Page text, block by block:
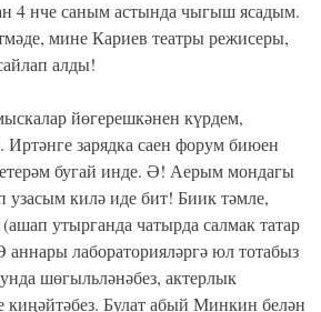
4 нче саным астында чыгыш ясадым.
мине Кариев театры режисеры,
алды!
йөгерешкәнен күрдем,
Иртәнге зарядка саен форум биюен
бугай инде. Ә! Аерым мондагы
узасым килә иде бит! Биик тәмле,
утырганда чатырда салмак татар
лабораторияләргә юл тотабыз
шөгыльләнәбез, актерлык
киңәйтәбез. Булат абый Минкин белән